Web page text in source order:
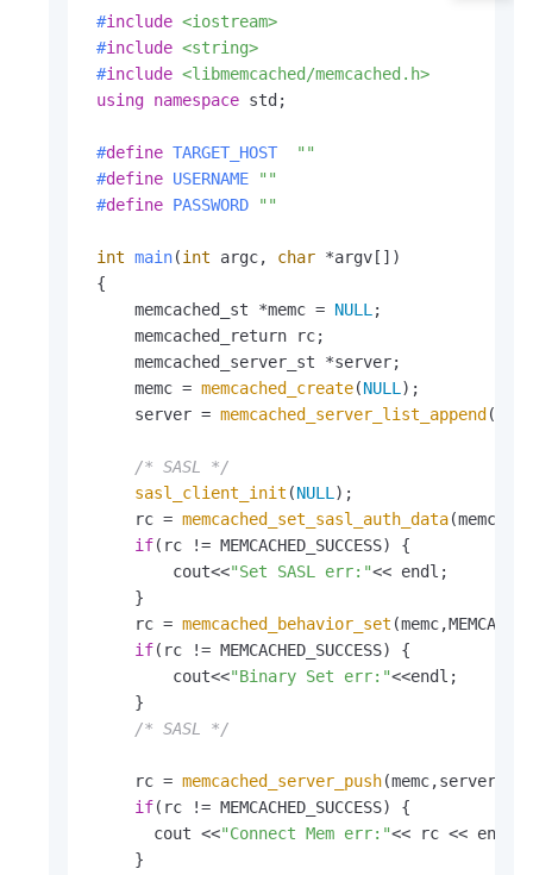
#include <iostream>
#include <string>
#include <libmemcached/memcached.h>
using namespace std;
#define TARGET_HOST
""
#define USERNAME
""
#define PASSWORD ""
int main(int argc, char *argv[])
{
     memcached_st *memc =
NULL ;
     memcached_return rc;
     memcached_server_st *server;
     memc =
memcached_create(NULL );
     server =
memcached_server_list_append (
/* SASL */
sasl_client_init (NULL );
     rc =
memcached_set_sasl_auth_data(memc,
if(rc != MEMCACHED_SUCCESS) {
         cout<<
"Set SASL err:"<< endl;
     }
     rc =
memcached_behavior_set
if(rc != MEMCACHED_SUCCESS) {
         cout<<
"Binary Set err:"<<endl;
     }
/* SASL */
     rc =
memcached_server_push(memc,server);
if(rc != MEMCACHED_SUCCESS) {
       cout <<
"Connect Mem err:"<< rc << endl;
     }